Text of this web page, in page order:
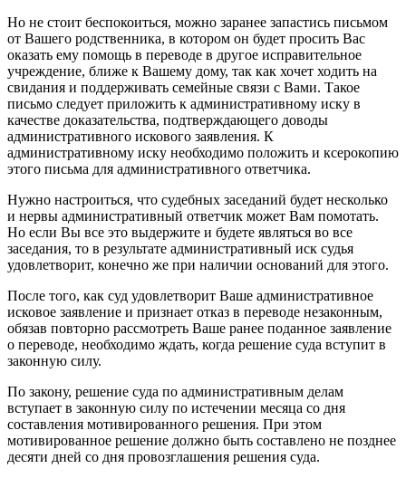
Но не стоит беспокоиться, можно заранее запастись письмом
от Вашего родственника, в котором он будет просить Вас
оказать ему помощь в переводе в другое исправительное
учреждение, ближе к Вашему дому, так как хочет ходить на
свидания и поддерживать семейные связи с Вами. Такое
письмо следует приложить к административному иску в
качестве доказательства, подтверждающего доводы
административного искового заявления. К
административному иску необходимо положить и ксерокопию
этого письма для административного ответчика.
Нужно настроиться, что судебных заседаний будет несколько
и нервы административный ответчик может Вам помотать.
Но если Вы все это выдержите и будете являться во все
заседания, то в результате административный иск судья
удовлетворит, конечно же при наличии оснований для этого.
После того, как суд удовлетворит Ваше административное
исковое заявление и признает отказ в переводе незаконным,
обязав повторно рассмотреть Ваше ранее поданное заявление
о переводе, необходимо ждать, когда решение суда вступит в
законную силу.
По закону, решение суда по административным делам
вступает в законную силу по истечении месяца со дня
составления мотивированного решения. При этом
мотивированное решение должно быть составлено не позднее
десяти дней со дня провозглашения решения суда.